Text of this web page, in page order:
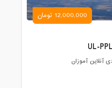
12,000,000 تومان
آنلاین آموزان